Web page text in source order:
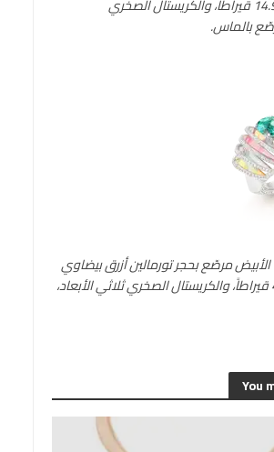
بالماس.
مرصّع بحجر تورمالين أزرق بيضاوي
الشكل وزن 4.61 قيراطاً، والكريستال الصخري ثلاثي الأبعاد،
You